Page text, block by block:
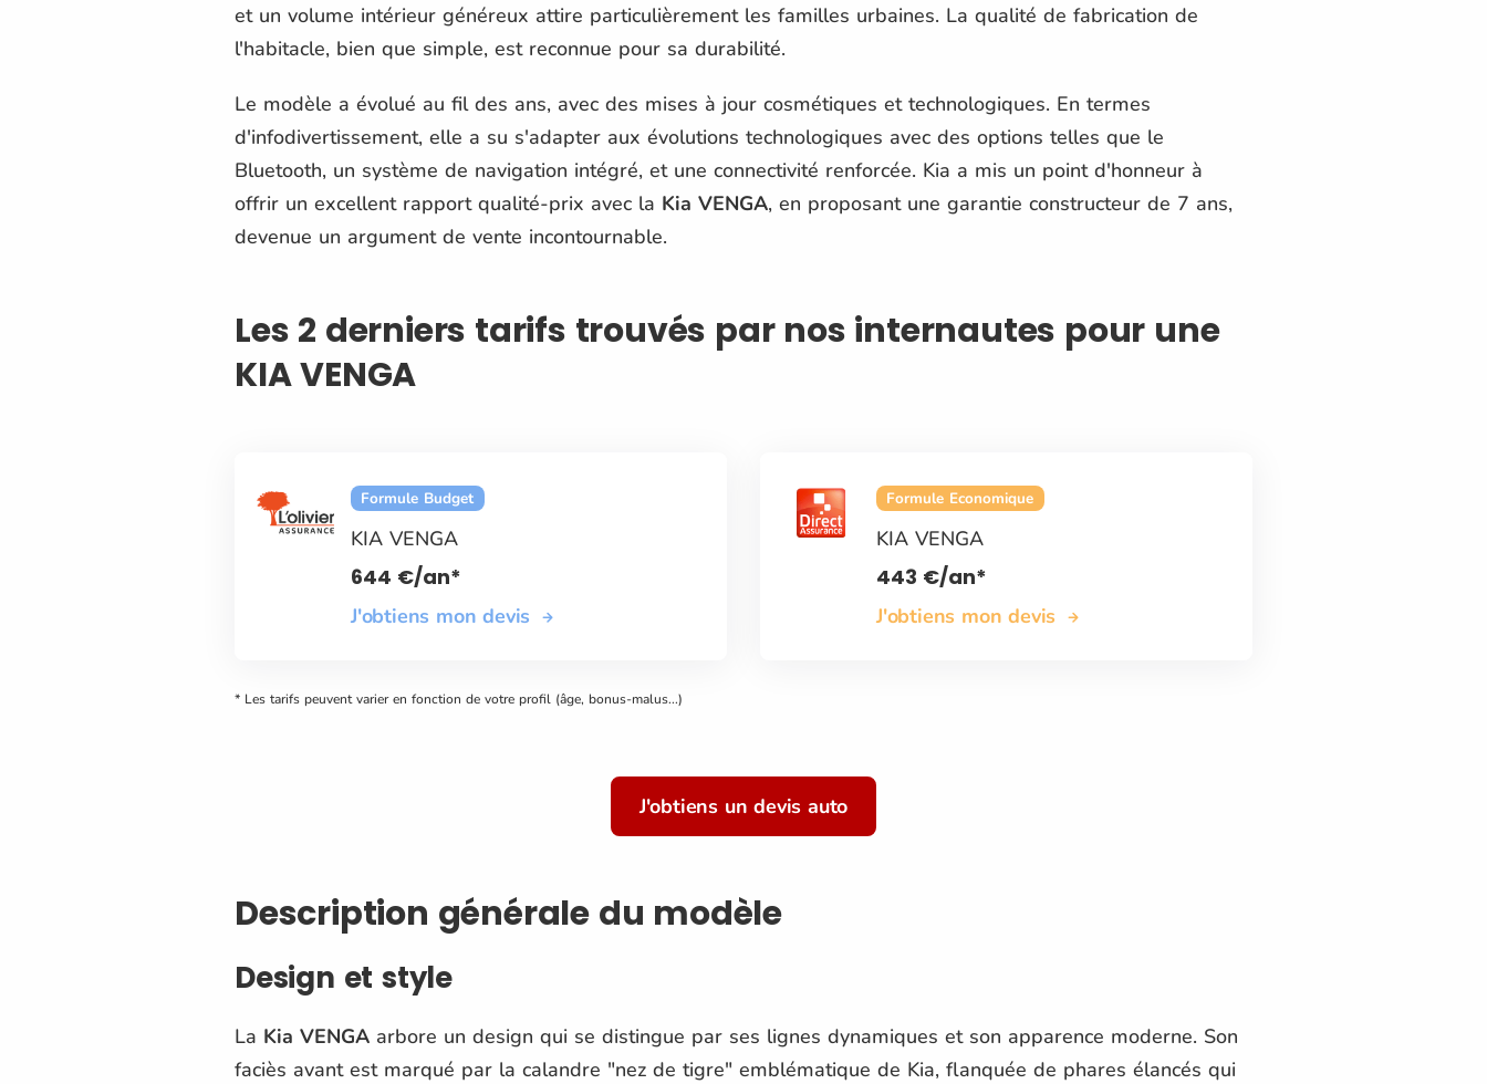
et un volume intérieur généreux attire particulièrement les familles urbaines. La qualité de fabrication de
l'habitacle, bien que simple, est reconnue pour sa durabilité.
Le modèle a évolué au fil des ans, avec des mises à jour cosmétiques et technologiques. En termes
d'infodivertissement, elle a su s'adapter aux évolutions technologiques avec des options telles que le
Bluetooth, un système de navigation intégré, et une connectivité renforcée. Kia a mis un point d'honneur à
offrir un excellent rapport qualité-prix avec la Kia VENGA, en proposant une garantie constructeur de 7 ans,
devenue un argument de vente incontournable.
Les 2 derniers tarifs trouvés par nos internautes pour une
KIA VENGA
Formule Budget
KIA VENGA
644 €/an*
J'obtiens mon devis
Formule Economique
KIA VENGA
443 €/an*
J'obtiens mon devis
* Les tarifs peuvent varier en fonction de votre profil (âge, bonus-malus...)
J'obtiens un devis auto
Description générale du modèle
Design et style
La Kia VENGA arbore un design qui se distingue par ses lignes dynamiques et son apparence moderne. Son
faciès avant est marqué par la calandre "nez de tigre" emblématique de Kia, flanquée de phares élancés qui